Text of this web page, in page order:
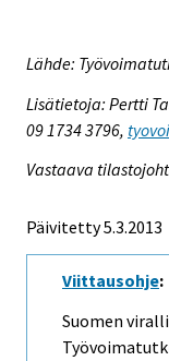
Lähde:
Lisätietoja: Pertti
09 1734 3796,
Vastaava
Päivitetty 5.3.2013
Viittausohje:
Suomen